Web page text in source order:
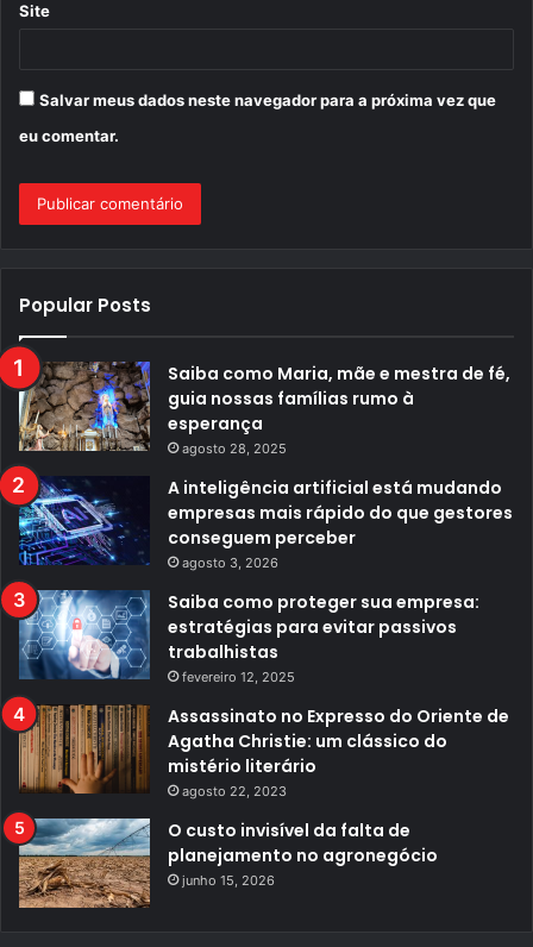
Site
Salvar meus dados neste navegador para a próxima vez que
eu comentar.
Popular Posts
Saiba como Maria, mãe e mestra de fé,
guia nossas famílias rumo à
esperança
agosto 28, 2025
A inteligência artificial está mudando
empresas mais rápido do que gestores
conseguem perceber
agosto 3, 2026
Saiba como proteger sua empresa:
estratégias para evitar passivos
trabalhistas
fevereiro 12, 2025
Assassinato no Expresso do Oriente de
Agatha Christie: um clássico do
mistério literário
agosto 22, 2023
O custo invisível da falta de
planejamento no agronegócio
junho 15, 2026